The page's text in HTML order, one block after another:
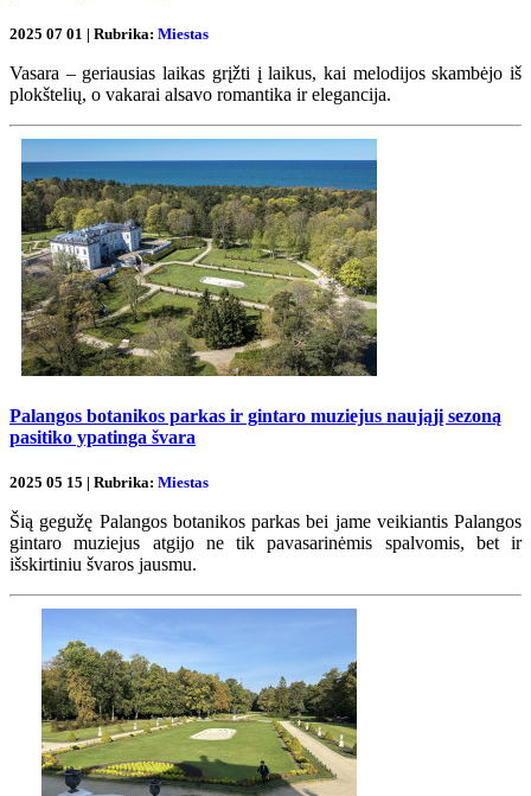
2025 07 01 | Rubrika: Miestas
Vasara – geriausias laikas grįžti į laikus, kai melodijos skambėjo iš
plokštelių, o vakarai alsavo romantika ir elegancija.
Palangos botanikos parkas ir gintaro muziejus naująjį sezoną
pasitiko ypatinga švara
2025 05 15 | Rubrika: Miestas
Šią gegužę Palangos botanikos parkas bei jame veikiantis Palangos
gintaro muziejus atgijo ne tik pavasarinėmis spalvomis, bet ir
išskirtiniu švaros jausmu.